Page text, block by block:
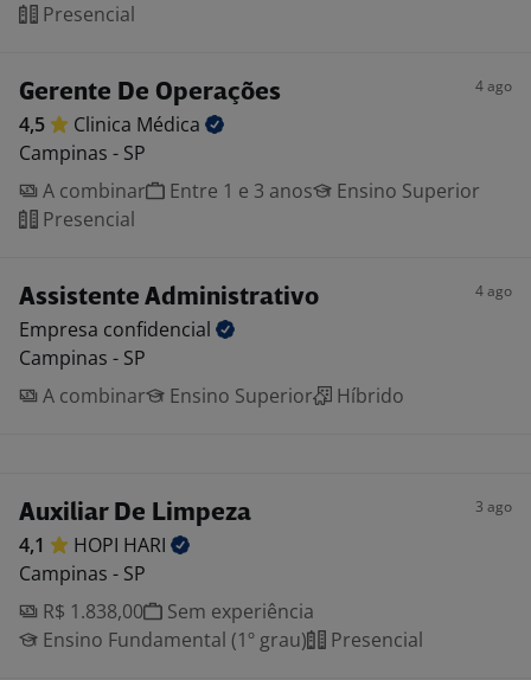
Presencial
Gerente De Operações 4 ago
4,5 Clinica Médica
Campinas - SP
A combinar
Entre 1 e 3 anos
Ensino Superior
Presencial
Assistente Administrativo 4 ago
Empresa confidencial
Campinas - SP
A combinar
Ensino Superior Híbrido
Auxiliar De Limpeza 3 ago
4,1 HOPI HARI
Campinas - SP
R$ 1.838,00
Sem experiência
Ensino Fundamental (1º grau)
Presencial